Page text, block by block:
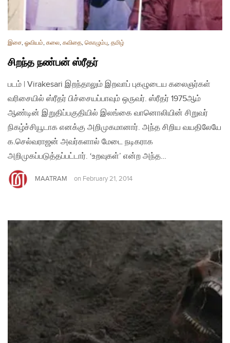
இசை, ஓவியம், கலை, கவிதை, கொழும்பு, தமிழ்
சிறந்த நண்பன் ஸ்ரீதர்
படம் | Virakesari இறந்தாலும் இறவாப் புகழுடைய கலைஞர்கள்
வரிசையில் ஸ்ரீதர் பிச்சையப்பாவும் ஒருவர். ஸ்ரீதர் 1975ஆம்
ஆண்டின் இறுதிப்பகுதியில் இலங்கை வானொலியின் சிறுவர்
நிகழ்ச்சியூடாக எனக்கு அறிமுகமானார். அந்த சிறிய வயதிலேயே
க.செல்வராஜன் அவர்களால் மேடை நடிகராக
அறிமுகப்படுத்தப்பட்டார். ‘உறவுகள்’ என்ற அந்த…
MAATRAM on February 21, 2014